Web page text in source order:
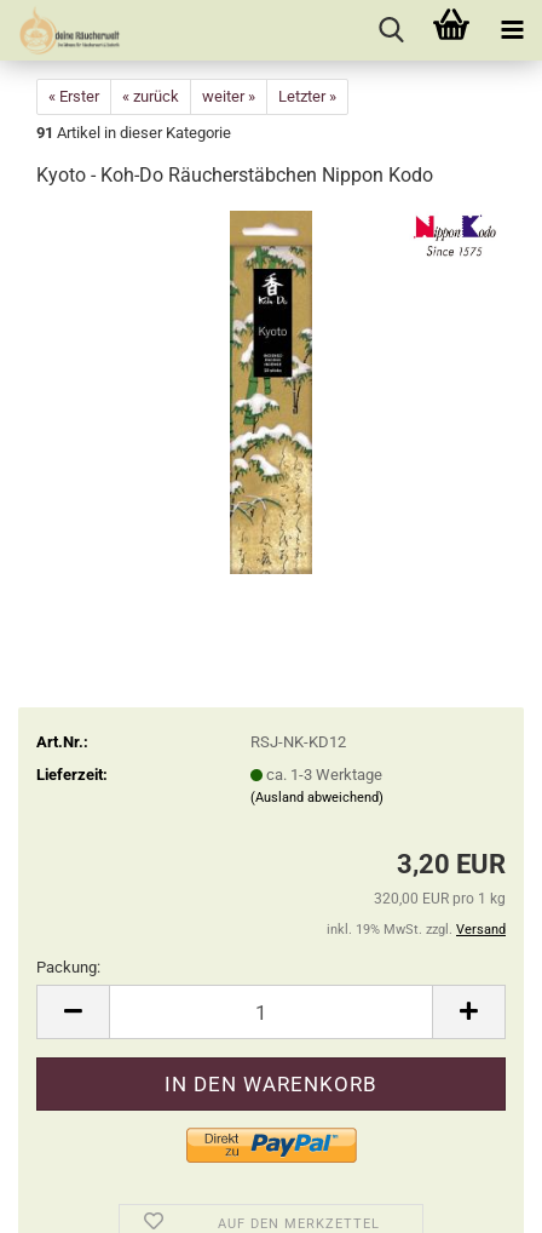
« Erster « zurück weiter »
Letzter »
91 Artikel in dieser Kategorie
Kyoto - Koh-Do Räucherstäbchen Nippon Kodo
Art.Nr.:
RSJ-NK-KD12
Lieferzeit:
ca. 1-3 Werktage
(Ausland abweichend)
3,20 EUR
320,00 EUR pro 1 kg
inkl. 19% MwSt. zzgl. Versand
Packung:
AUF DEN MERKZETTEL